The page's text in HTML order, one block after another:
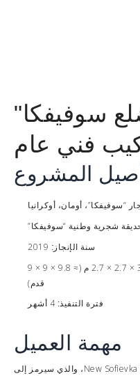
سوفيفكا"
فني عام
المشروع
“سوفيفكا”، أومان، أوكرانيا
شجرية وطنية “سوفيفكا”
سنة الإنجاز: 2019
3 × 2.7 × 2.7 م (≈ 9.8 × 9 × 9
قدم)
فترة التنفيذ:4 أشهر
مهمة العميل
لإنشاء كائن فني فخم عند مدخل حديقة New Sofievka، والذي سيرمز إلى